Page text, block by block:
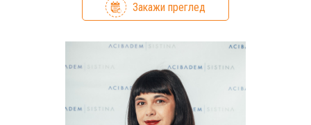
Закажи преглед